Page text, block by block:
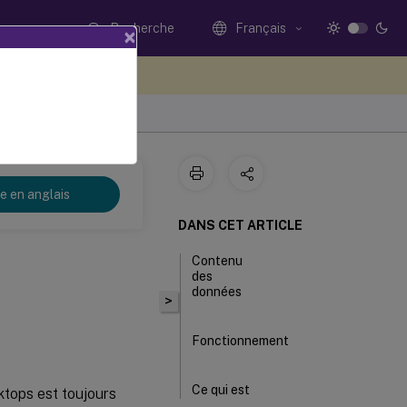
Recherche Français
en anglais
est toujours
>
DANS CET ARTICLE
Contenu
des
données
Fonctionnement
Ce qui est
×